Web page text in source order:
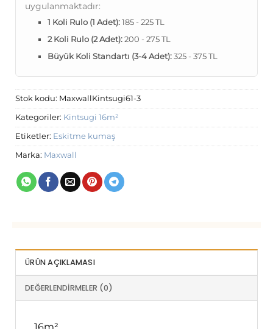
uygulanmaktadır:
1 Koli Rulo (1 Adet):185 - 225 TL
2 Koli Rulo (2 Adet):200 - 275 TL
Büyük Koli Standartı (3-4 Adet):325 - 375 TL
Stok kodu: MaxwallKintsugi61-3
Kategoriler: Kintsugi 16m²
Etiketler: Eskitme kumaş
Marka: Maxwall
ÜRÜN AÇIKLAMASI
DEĞERLENDIRMELER (0)
16m²